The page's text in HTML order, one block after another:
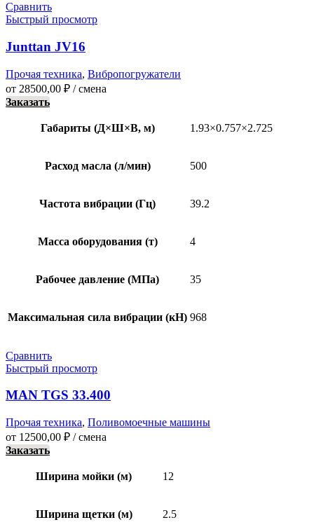
Сравнить
Быстрый просмотр
Junttan JV16
Прочая техника, Вибропогружатели
от 28500,00 ₽ / смена
Заказать
Габариты (Д×Ш×В, м) 1.93×0.757×2.725
Расход масла (л/мин) 500
Частота вибрации (Гц) 39.2
Масса оборудования (т) 4
Рабочее давление (МПа) 35
Максимальная сила вибрации (кН) 968
Сравнить
Быстрый просмотр
MAN TGS 33.400
Прочая техника, Поливомоечные машины
от 12500,00 ₽ / смена
Заказать
Ширина мойки (м) 12
Ширина щетки (м) 2.5